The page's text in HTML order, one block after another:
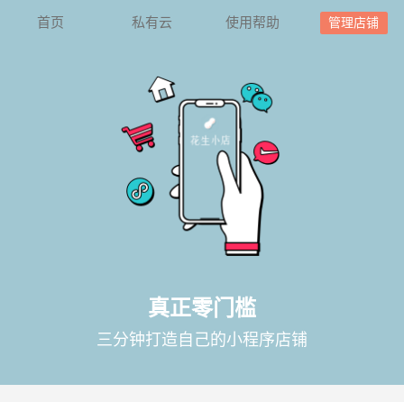
首页 私有云 使用帮助 管理店铺
真正零门槛
三分钟打造自己的小程序店铺